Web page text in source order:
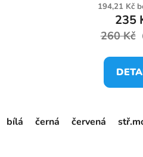
194,21 Kč
235
260 Kč
bílá černá červená